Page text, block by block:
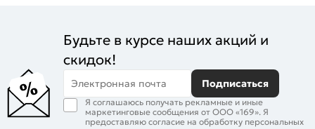
Будьте в курсе наших акций и
скидок!
Электронная почта Подписаться
Я соглашаюсь получать рекламные и иные
маркетинговые сообщения от ООО «169». Я
предоставляю согласие на обработку персональных